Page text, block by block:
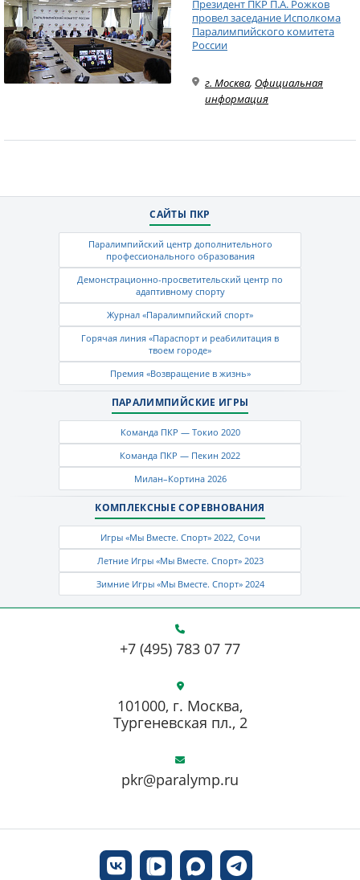
Президент ПКР П.А. Рожков
провел заседание Исполкома
Паралимпийского комитета
России
г. Москва, Официальная
информация
САЙТЫ ПКР
Паралимпийский центр дополнительного
профессионального образования
Демонстрационно-просветительский центр по
адаптивному спорту
Журнал «Паралимпийский спорт»
Горячая линия «Параспорт и реабилитация в
твоем городе»
Премия «Возвращение в жизнь»
ПАРАЛИМПИЙСКИЕ ИГРЫ
Команда ПКР — Токио 2020
Команда ПКР — Пекин 2022
Милан–Кортина 2026
КОМПЛЕКСНЫЕ СОРЕВНОВАНИЯ
Игры «Мы Вместе. Спорт» 2022, Сочи
Летние Игры «Мы Вместе. Спорт» 2023
Зимние Игры «Мы Вместе. Спорт» 2024
+7 (495) 783 07 77
pkr@paralymp.ru
101000, г. Москва,
Тургеневская пл., 2